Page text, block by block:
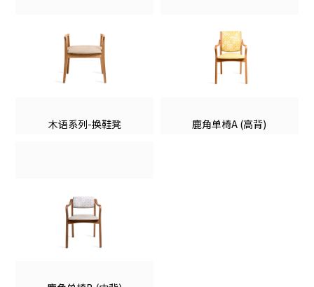
木语系列-换鞋凳 鹿角单椅A (高背)